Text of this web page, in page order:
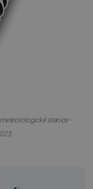
stanice -